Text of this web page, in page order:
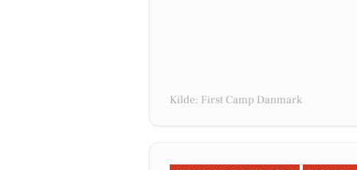
Kilde: First Camp Danmark